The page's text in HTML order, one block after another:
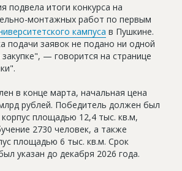
подвела итоги конкурса на
монтажных работ по первым
кампуса в Пушкине.
подачи заявок не подано ни одной
закупке", — говорится на странице
в конце марта, начальная цена
рублей. Победитель должен был
площадью 12,4 тыс. кв.м,
2730 человек, а также
площадью 6 тыс. кв.м. Срок
указан до декабря 2026 года.